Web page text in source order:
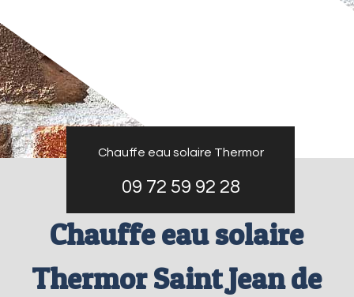
Chauffe eau solaire Thermor
09 72 59 92 28
Chauffe eau solaire
Thermor Saint Jean de